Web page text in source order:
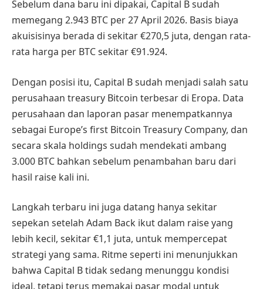
Sebelum dana baru ini dipakai, Capital B sudah
memegang 2.943 BTC per 27 April 2026. Basis biaya
akuisisinya berada di sekitar €270,5 juta, dengan rata-
rata harga per BTC sekitar €91.924.
Dengan posisi itu, Capital B sudah menjadi salah satu
perusahaan treasury Bitcoin terbesar di Eropa. Data
perusahaan dan laporan pasar menempatkannya
sebagai Europe’s first Bitcoin Treasury Company, dan
secara skala holdings sudah mendekati ambang
3.000 BTC bahkan sebelum penambahan baru dari
hasil raise kali ini.
Langkah terbaru ini juga datang hanya sekitar
sepekan setelah Adam Back ikut dalam raise yang
lebih kecil, sekitar €1,1 juta, untuk mempercepat
strategi yang sama. Ritme seperti ini menunjukkan
bahwa Capital B tidak sedang menunggu kondisi
ideal, tetapi terus memakai pasar modal untuk